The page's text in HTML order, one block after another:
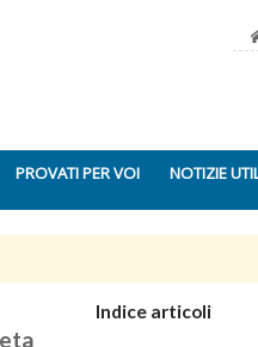
PROVATI PER VOI NOTIZIE
Indice articoli